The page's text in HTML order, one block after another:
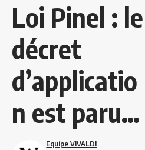
Loi Pinel : le
décret
d’applicatio
n est paru…
Equipe VIVALDI